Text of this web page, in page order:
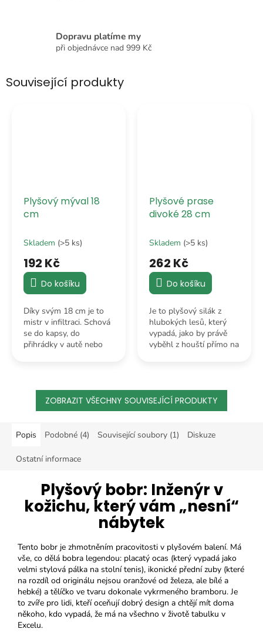
Dopravu platíme my
při objednávce nad 999 Kč
Související produkty
Plyšový mýval 18
cm
Skladem (>5 ks)
192 Kč
Do košíku
Díky svým 18 cm je to
mistr v infiltraci. Schová
se do kapsy, do
přihrádky v autě nebo
šelmy nedostanou.
Plyšové prase
divoké 28 cm
Skladem (>5 ks)
262 Kč
Do košíku
Je to plyšový silák z
hlubokých lesů, který
vypadá, jako by právě
vyběhl z houští přímo na
ZOBRAZIT VŠECHNY SOUVISEJÍCÍ PRODUKTY
Popis Podobné (4) Související soubory (1) Diskuze
Ostatní informace
Plyšový bobr: Inženýr v
kožichu, který vám „nesní“
nábytek
Tento bobr je zhmotněním pracovitosti v plyšovém balení. Má
vše, co dělá bobra legendou: placatý ocas (který vypadá jako
velmi stylová pálka na stolní tenis), ikonické přední zuby (které
na rozdíl od originálu nejsou oranžové od železa, ale bílé a
hebké) a tělíčko ve tvaru dokonale vykrmeného bramboru. Je
to zvíře pro lidi, kteří oceňují dobrý design a chtějí mít doma
někoho, kdo vypadá, že má na všechno v životě tabulku v
Excelu.